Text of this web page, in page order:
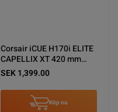
Corsair iCUE H170i ELITE
CAPELLIX XT 420 mm
Vätskekylare för CPU -
Nyskick
SEK 1,399.00
Köp nu